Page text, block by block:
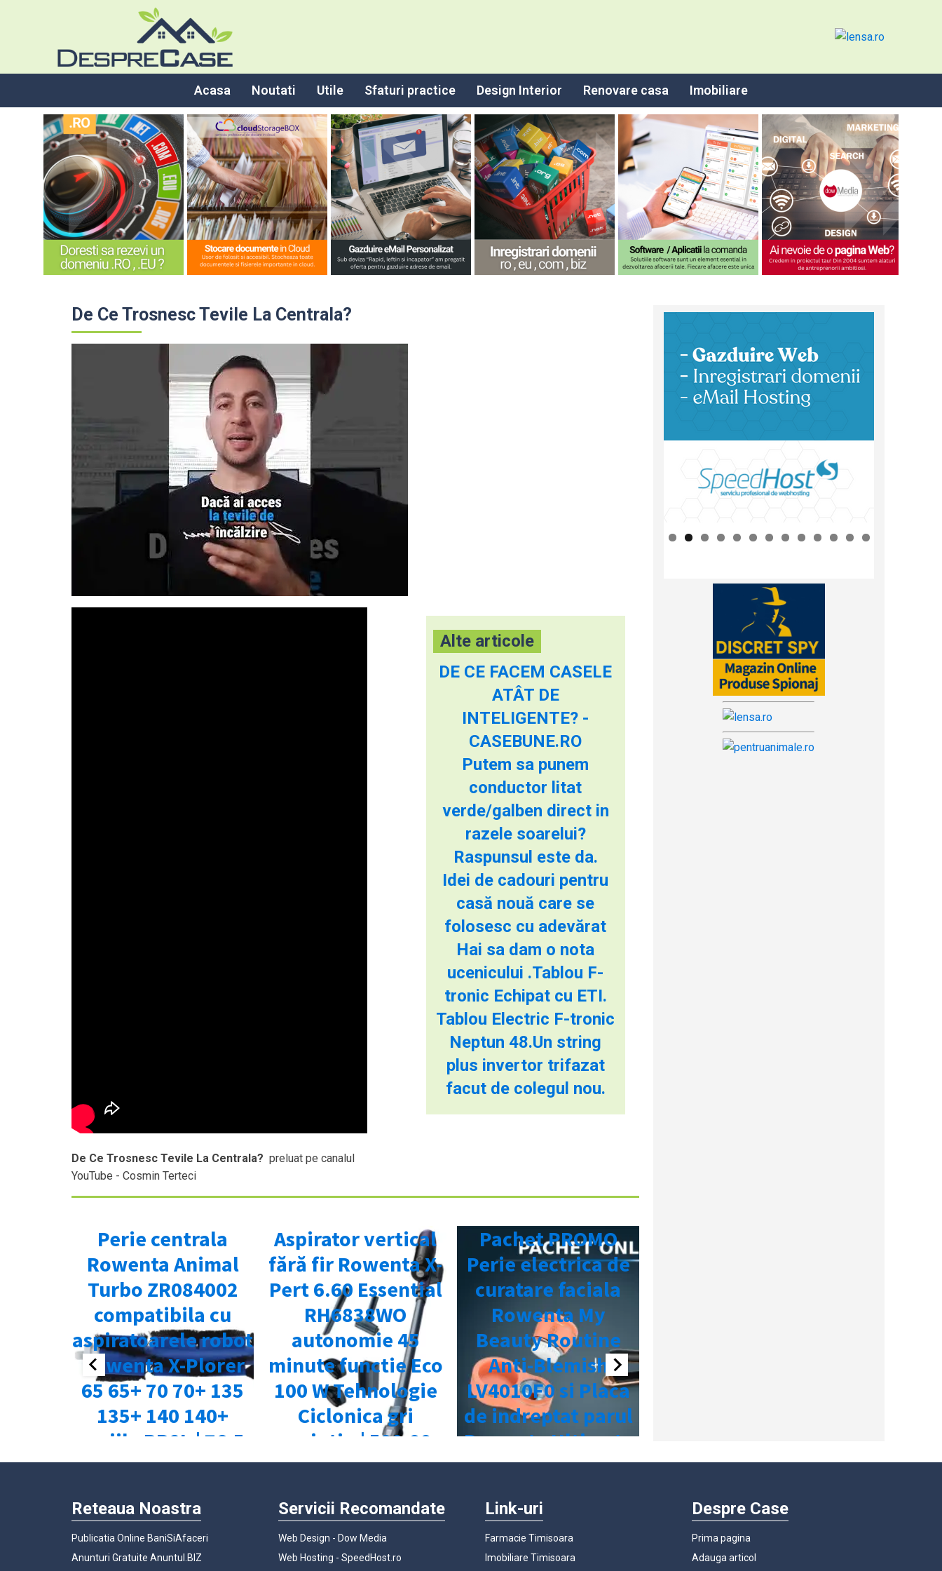
Acasa Noutati Utile Sfaturi practice Design Interior Renovare casa Imobiliare
De Ce Trosnesc Tevile La Centrala?
De Ce Trosnesc Tevile La Centrala? preluat pe canalul
YouTube - Cosmin Terteci
Alte articole
DE CE FACEM CASELE
ATÂT DE
INTELIGENTE? -
CASEBUNE.RO
Putem sa punem
conductor litat
verde/galben direct in
razele soarelui?
Raspunsul este da.
Idei de cadouri pentru
casă nouă care se
folosesc cu adevărat
Hai sa dam o nota
ucenicului .Tablou F-
tronic Echipat cu ETI.
Tablou Electric F-tronic
Neptun 48.Un string
plus invertor trifazat
facut de colegul nou.
Reteaua Noastra
Publicatia Online BaniSiAfaceri
Anunturi Gratuite Anuntul.BIZ
Servicii Recomandate
Web Design - Dow Media
Web Hosting - SpeedHost.ro
Link-uri
Farmacie Timisoara
Imobiliare Timisoara
Despre Case
Prima pagina
Adauga articol